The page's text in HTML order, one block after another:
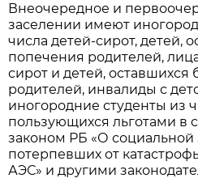
Внеочередное и
заселении имеют
числа детей-сирот, детей,
попечения родителей,
сирот и детей, оставшихся
родителей, инвалиды с
иногородние студенты из
пользующихся льготами в
законом РБ «О социальной
потерпевших от
АЭС» и другими